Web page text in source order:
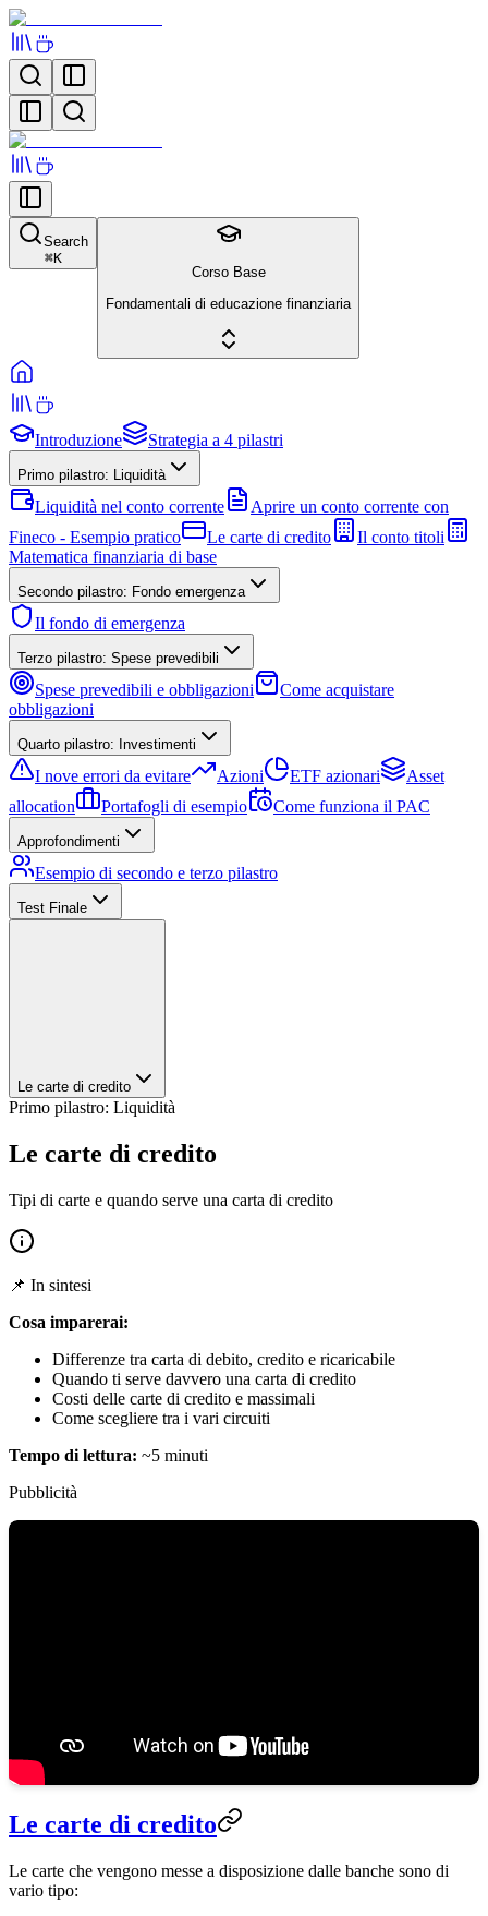
Search
⌘K
Corso Base
Fondamentali di educazione finanziaria
Introduzione Strategia a 4 pilastri
Primo pilastro: Liquidità
Liquidità nel conto corrente
Aprire un conto corrente con
Fineco - Esempio pratico
Le carte di credito
Il conto titoli
Matematica finanziaria di base
Secondo pilastro: Fondo emergenza
Il fondo di emergenza
Terzo pilastro: Spese prevedibili
Spese prevedibili e obbligazioni
Come acquistare
obbligazioni
Quarto pilastro: Investimenti
I nove errori da evitare Azioni ETF azionari
Asset
allocation
Portafogli di esempio Come funziona il PAC
Approfondimenti
Esempio di secondo e terzo pilastro
Test Finale
Le carte di credito
Primo pilastro: Liquidità
Le carte di credito
Tipi di carte e quando serve una carta di credito
📌 In sintesi
Cosa imparerai:
Differenze tra carta di debito, credito e ricaricabile
Quando ti serve davvero una carta di credito
Costi delle carte di credito e massimali
Come scegliere tra i vari circuiti
Tempo di lettura: ~5 minuti
Pubblicità
Le carte di credito
Le carte che vengono messe a disposizione dalle banche sono di
vario tipo: